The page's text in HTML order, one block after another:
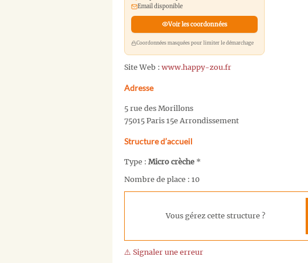
Email disponible
Voir les coordonnées
Coordonnées masquées pour limiter le démarchage
Site Web : www.happy-zou.fr
Adresse
5 rue des Morillons
75015 Paris 15e Arrondissement
Structure d’accueil
Type : Micro crèche *
Nombre de place : 10
Vous gérez cette structure ?
⚠️ Signaler une erreur